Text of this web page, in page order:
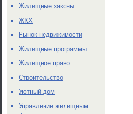
Жилищные законы
ЖКХ
Рынок недвижимости
Жилищные программы
Жилищное право
Строительство
Уютный дом
Управление жилищным